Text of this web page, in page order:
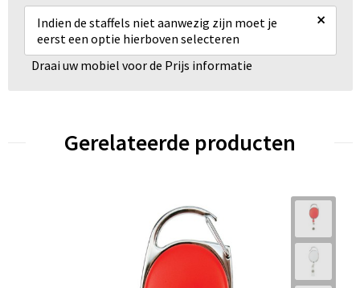
Indien de staffels niet aanwezig zijn moet je
eerst een optie hierboven selecteren
×
Draai uw mobiel voor de Prijs informatie
Gerelateerde producten